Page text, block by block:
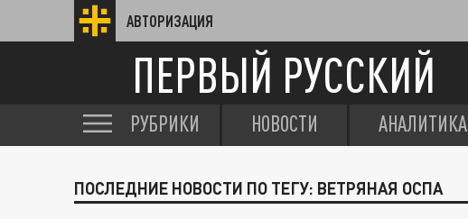
АВТОРИЗАЦИЯ
ПЕРВЫЙ РУССКИЙ
РУБРИКИ НОВОСТИ АНАЛИТИКА
ПОСЛЕДНИЕ НОВОСТИ ПО ТЕГУ: ВЕТРЯНАЯ ОСПА